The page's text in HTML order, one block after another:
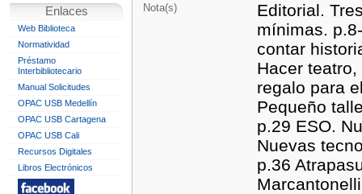
Enlaces
Web Biblioteca
Normatividad
Préstamo
Interbibliotecario
Manual Solicitudes
OPAC USB Medellín
OPAC USB Cartagena
OPAC USB Cali
Recursos Digitales
Libros Electrónicos
Nota(s)
Editorial.
mínimas.
contar
Hacer
regalo para
Pequeño
p.29 ESO.
Nuevas
p.36